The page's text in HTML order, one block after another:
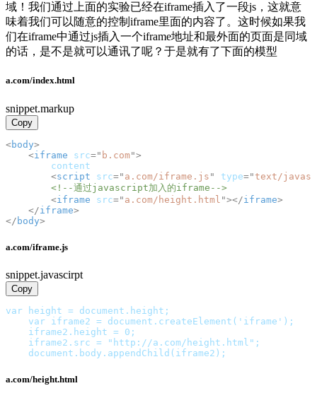
域！我们通过上面的实验已经在iframe插入了一段js，这就意
味着我们可以随意的控制iframe里面的内容了。这时候如果我
们在iframe中通过js插入一个iframe地址和最外面的页面是同域
的话，是不是就可以通讯了呢？于是就有了下面的模型
a.com/index.html
snippet.markup
Copy
<body>
<iframe src=" b.com">
        content
<script src=" a.com/iframe.js " type=" text/
<!--通过javascript加入的iframe-->
<iframe src=" a.com/height.html "></iframe>
</iframe>
</ body>
a.com/iframe.js
snippet.javascirpt
Copy
var height = document.height;
    var iframe2 = document.createElement('iframe');
    iframe2.height = 0;
    iframe2.src = "http://a.com/height.html";
    document.body.appendChild(iframe2);
a.com/height.html